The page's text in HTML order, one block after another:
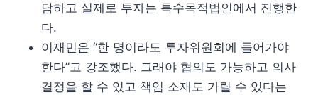
담하고 실제로 투자는 특수목적법인에서 진행한
다.
이재민은 “한 명이라도 투자위원회에 들어가야
한다”고 강조했다. 그래야 협의도 가능하고 의사
결정을 할 수 있고 책임 소재도 가릴 수 있다는